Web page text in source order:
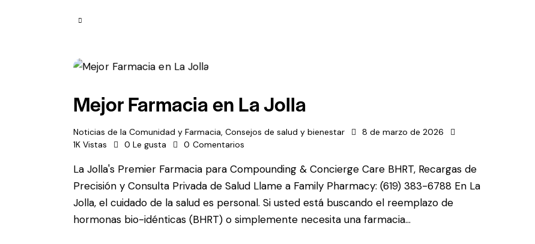
Mejor Farmacia en La Jolla
Noticias de la Comunidad y Farmacia, Consejos de salud y bienestar
8 de marzo de 2026
1K Vistas 0 Le gusta 0 Comentarios
La Jolla's Premier Farmacia para Compounding & Concierge Care BHRT, Recargas de
Precisión y Consulta Privada de Salud Llame a Family Pharmacy: (619) 383-6788 En La
Jolla, el cuidado de la salud es personal. Si usted está buscando el reemplazo de
hormonas bio-idénticas (BHRT) o simplemente necesita una farmacia...